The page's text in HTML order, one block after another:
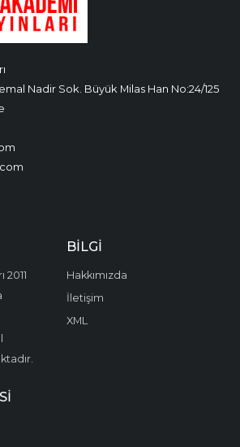
Nadir Sok. Büyük Milas Han No:24/125
2011
BILGI
Hakkımızda
İletişim
XML